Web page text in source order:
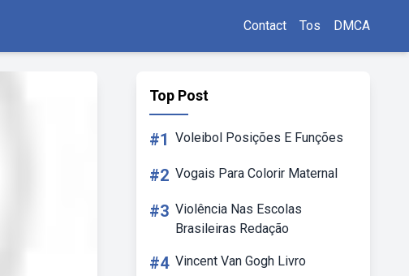
Contact Tos DMCA
Top Post
#1 Voleibol Posições E Funções
#2 Vogais Para Colorir Maternal
#3 Violência Nas Escolas
Brasileiras Redação
#4 Vincent Van Gogh Livro